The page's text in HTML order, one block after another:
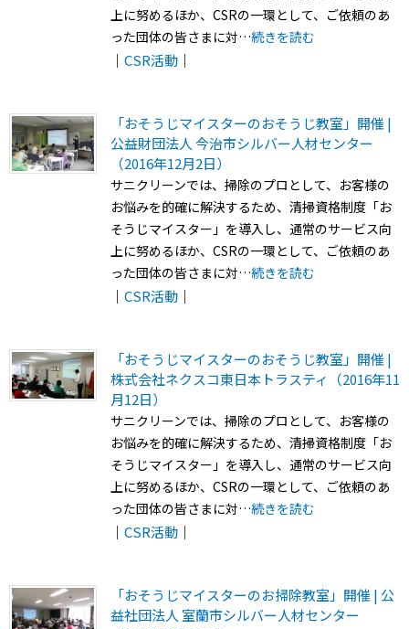
上に努めるほか、CSRの一環として、ご依頼のあ
った団体の皆さまに対…続きを読む
｜ CSR活動 ｜
「おそうじマイスターのおそうじ教室」開催 |
公益財団法人 今治市シルバー人材センター
（2016年12月2日）
サニクリーンでは、掃除のプロとして、お客様の
お悩みを的確に解決するため、清掃資格制度「お
そうじマイスター」を導入し、通常のサービス向
上に努めるほか、CSRの一環として、ご依頼のあ
った団体の皆さまに対…続きを読む
｜ CSR活動 ｜
「おそうじマイスターのおそうじ教室」開催 |
株式会社ネクスコ東日本トラスティ（2016年11
月12日）
サニクリーンでは、掃除のプロとして、お客様の
お悩みを的確に解決するため、清掃資格制度「お
そうじマイスター」を導入し、通常のサービス向
上に努めるほか、CSRの一環として、ご依頼のあ
った団体の皆さまに対…続きを読む
｜ CSR活動 ｜
「おそうじマイスターのお掃除教室」開催 | 公
益社団法人 室蘭市シルバー人材センター